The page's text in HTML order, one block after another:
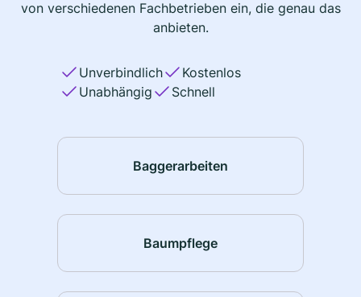
von verschiedenen Fachbetrieben ein, die genau das
anbieten.
Unverbindlich
Kostenlos
Unabhängig
Schnell
Baggerarbeiten
Baumpflege